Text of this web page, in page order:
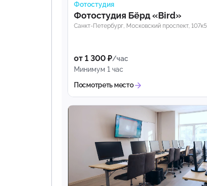
Фотостудия
Фотостудия Бёрд «Bird»
Санкт-Петербург, Московский проспект, 107к5
от 1 300 ₽/час
Минимум 1 час
Посмотреть место